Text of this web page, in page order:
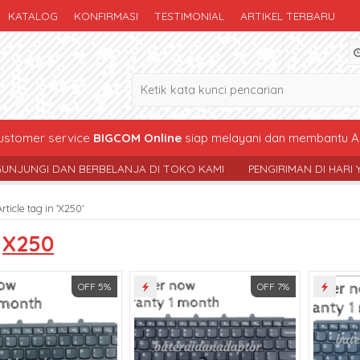
KATALOG KONFIRMASI TESTIMONIAL ARTIKEL TERBARU
service BIGCOM Onlinesiap melayani dan membantu
BERBELANJA DI TOKO KAMI PENGIRIMAN DI HARI YG SAMA ,
tag in 'X250'
X250
OFF 5% OFF 7%